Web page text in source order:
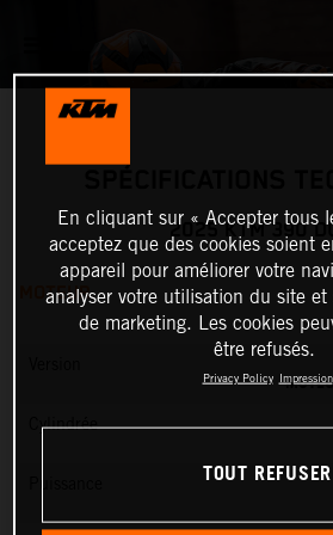
2025 KTM 390
MOTEUR
Cylindrée
En cliquant sur « Accepter tous
acceptez que des cookies soient
appareil pour améliorer votre
analyser votre utilisation du site
de marketing. Les cookies
être refusés.
Privacy Policy Impression
TOUT REFUSER